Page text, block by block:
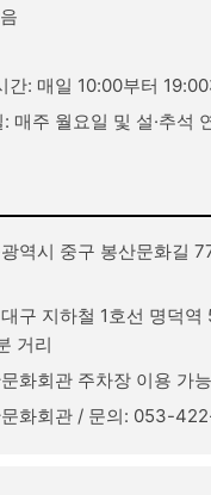
간: 매일 10:00부터
: 매주 월요일 및 설·추석
역시 중구 봉산문화길
구 지하철 1호선 명덕역
거리
화회관 주차장 이용 가능
문화회관 / 문의: 053-